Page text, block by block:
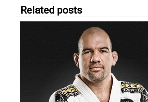
Related posts